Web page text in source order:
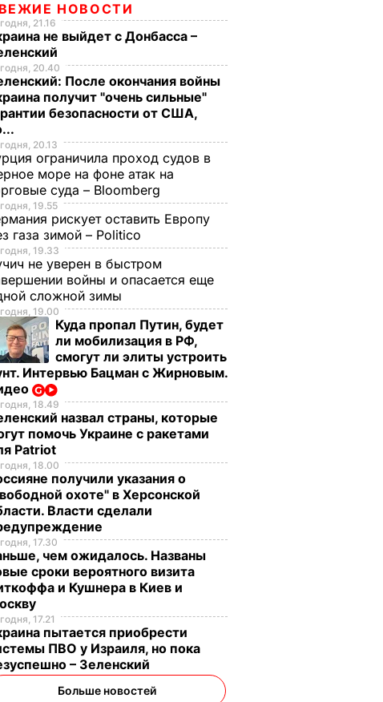
НОВОСТИ
21.16
не выйдет с Донбасса –
20.40
После окончания войны
получит "очень сильные"
безопасности от США,
20.13
ограничила проход судов в
море на фоне атак на
суда – Bloomberg
19.55
рискует оставить Европу
газа зимой – Politico
19.33
не уверен в быстром
войны и опасается еще
сложной зимы
19.00
Куда пропал Путин, будет
ли мобилизация в РФ,
смогут ли элиты устроить
Интервью Бацман с Жирновым.
18.49
назвал страны, которые
помочь Украине с ракетами
Patriot
18.00
получили указания о
охоте" в Херсонской
Власти сделали
17.30
чем ожидалось. Названы
сроки вероятного визита
и Кушнера в Киев и
17.21
пытается приобрести
ПВО у Израиля, но пока
– Зеленский
Больше новостей